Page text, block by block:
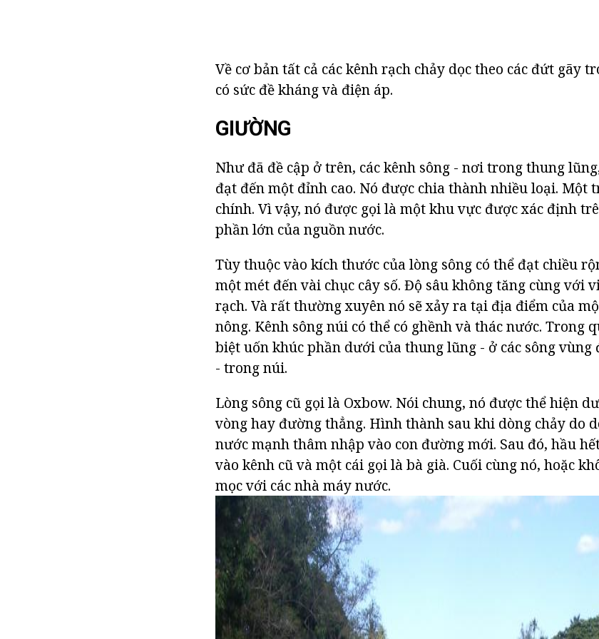
Về cơ bản tất cả các kênh rạch chảy dọc theo các đứt gãy
có sức đề kháng và điện áp.
GIƯỜNG
Như đã đề cập ở trên, các kênh sông - nơi trong thung
đạt đến một đỉnh cao. Nó được chia thành nhiều loại. Một
chính. Vì vậy, nó được gọi là một khu vực được xác định
phần lớn của nguồn nước.
Tùy thuộc vào kích thước của lòng sông có thể đạt chiều
một mét đến vài chục cây số. Độ sâu không tăng cùng với
rạch. Và rất thường xuyên nó sẽ xảy ra tại địa điểm của
nông. Kênh sông núi có thể có ghềnh và thác nước. Trong
biệt uốn khúc phần dưới của thung lũng - ở các sông
- trong núi.
Lòng sông cũ gọi là Oxbow. Nói chung, nó được thể hiện
vòng hay đường thẳng. Hình thành sau khi dòng chảy do
nước mạnh thâm nhập vào con đường mới. Sau đó, hầu
vào kênh cũ và một cái gọi là bà già. Cuối cùng nó, hoặc
mọc với các nhà máy nước.